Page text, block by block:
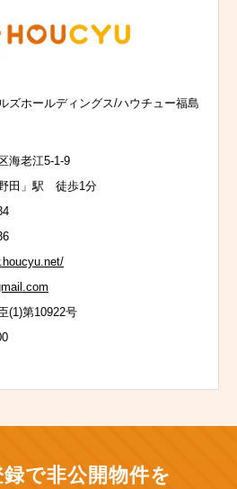
ズホールディングス/ハウチュー福島
海老江5-1-9
田」駅 徒歩1分
(1)第10922号
で非公開物件を